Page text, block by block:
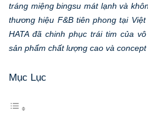
tráng miệng bingsu mát lạnh và
thương hiệu F&B tiên phong tại
HATA đã chinh phục trái tim của
sản phẩm chất lượng cao và concept
Mục Lục